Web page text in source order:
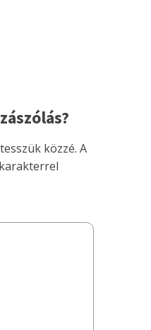
közzé. A
karakterrel